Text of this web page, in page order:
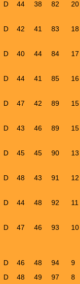
D 44 38 82 20
D 42 41 83 18
D 40 44 84 17
D 44 41 85 16
D 47 42 89 15
D 43 46 89 15
D 45 45 90 13
D 48 43 91 12
D 44 48 92 11
D 47 46 93 10
D 46 48 94
9
D 48 49 97 8